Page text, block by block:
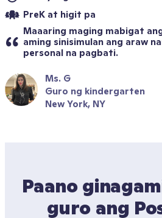
PreK at higit pa
Maaaring maging mabigat
aming sinisimulan ang araw
personal na pagbati.
Ms. G
Guro ng kindergarten
New York, NY
Paano
guro ang